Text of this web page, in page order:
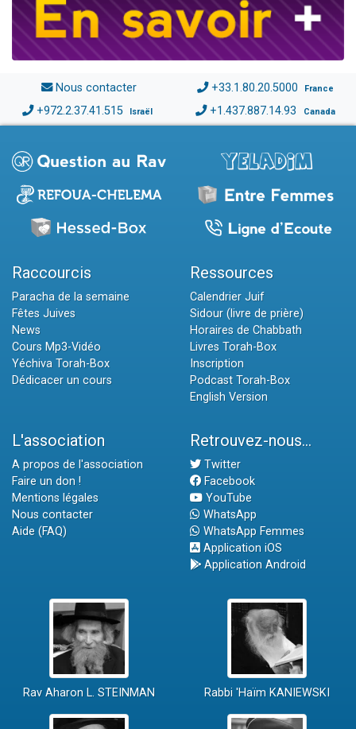
Nous contacter +33.1.80.20.5000 France
+972.2.37.41.515 Israël +1.437.887.14.93 Canada
Raccourcis
Paracha de la semaine
Fêtes Juives
News
Cours Mp3-Vidéo
Yéchiva Torah-Box
Dédicacer un cours
Ressources
Calendrier Juif
Sidour (livre de prière)
Horaires de Chabbath
Livres Torah-Box
Inscription
Podcast Torah-Box
English Version
L'association
A propos de l'association
Faire un don !
Mentions légales
Nous contacter
Aide (FAQ)
Retrouvez-nous...
Twitter
Facebook
YouTube
WhatsApp
WhatsApp Femmes
Application iOS
Application Android
Rav Aharon L. STEINMAN Rabbi 'Haïm KANIEWSKI